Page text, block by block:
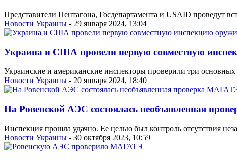
Представители Пентагона, Госдепартамента и USAID проведут
Новости Украины - 29 января 2024, 13:04
Украина и США провели первую совместную
Украинские и американские инспекторы проверили три
Новости Украины - 20 января 2024, 18:40
На Ровенской АЭС состоялась необъявленная
Инспекция прошла удачно. Ее целью был контроль отсутствия
Новости Украины - 30 октября 2023, 10:59